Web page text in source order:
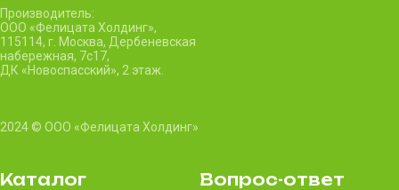
Производитель:
ООО «Фелицата Холдинг»,
115114, г. Москва, Дербеневская
набережная, 7c17,
ДК «Новоспасский», 2 этаж.
2024 © ООО «Фелицата Холдинг»
Каталог Вопрос-ответ